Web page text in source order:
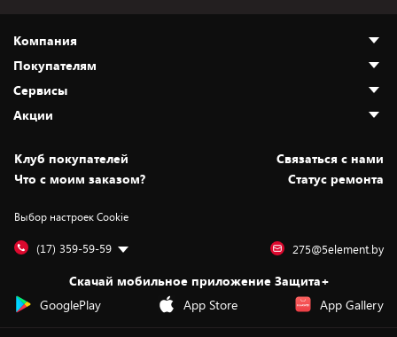
Компания
О нас
Адреса магазинов
Новости
Статьи и обзоры
Вакансии
Дай пять добру!
Покупателям
Как сделать заказ
Оплата и доставка
Юрлицам
Обмен и возврат товара
Обработка персональных данных
Подарочные карты
Сервисы
Установка техники
Для игровых консолей
Для мобильных устройств
Для компьютеров
Сервисные центры
Акции
Скидки и промокоды
Белорусские товары
Бонусы
Оплата частями
Новинки
Клуб покупателей
Cвязаться с нами
Что с моим заказом?
Статус ремонта
Выбор настроек Cookie
(17) 359-59-59 275@5element.by
Скачай мобильное приложение Защита+
GooglePlay
App Store App Gallery